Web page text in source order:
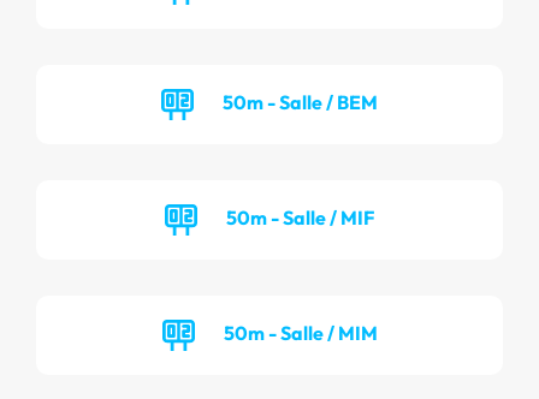
50m - Salle / BEM
50m - Salle / MIF
50m - Salle / MIM